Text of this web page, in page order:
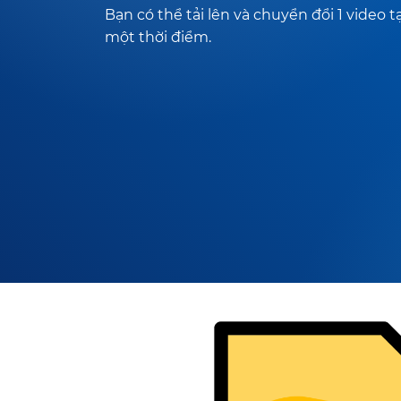
Bạn có thể tải lên và chuyển đổi 1 video
một thời điểm.